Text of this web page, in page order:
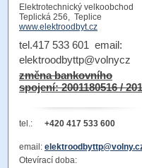
Elektrotechnický velkoobchod
Teplická 256, Teplice
www.elektroodbyt.cz
tel.417 533 601 email:
elektroodbyttp@volnycz
změna bankovního
spojení: 2001180516 /
tel.: +420 417 533 600
email:
Otevírací doba: